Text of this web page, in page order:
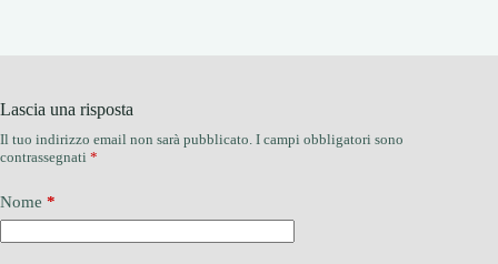
Lascia una risposta
Il tuo indirizzo email non sarà pubblicato. I campi obbligatori sono
contrassegnati *
Nome *